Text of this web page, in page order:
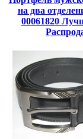
на два
00061820